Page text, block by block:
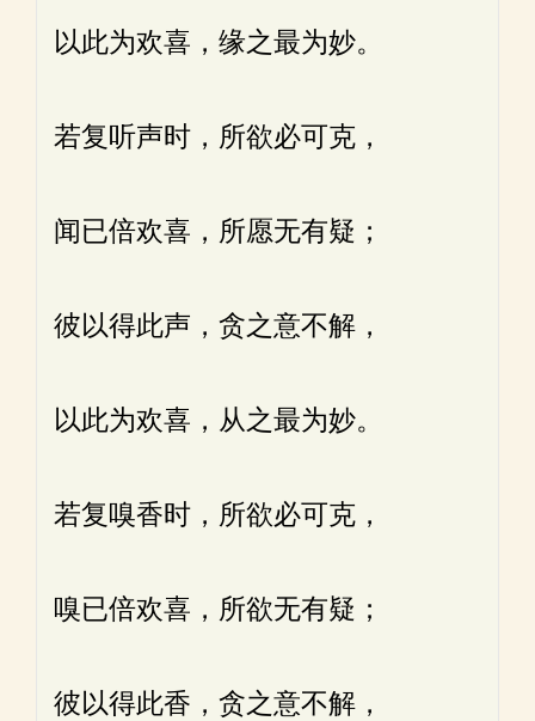
以此为欢喜，缘之最为妙。
若复听声时，所欲必可克，
闻已倍欢喜，所愿无有疑；
彼以得此声，贪之意不解，
以此为欢喜，从之最为妙。
若复嗅香时，所欲必可克，
嗅已倍欢喜，所欲无有疑；
彼以得此香，贪之意不解，